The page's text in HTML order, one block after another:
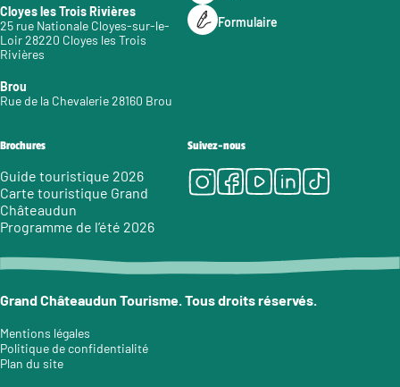
Cloyes les Trois Rivières
25 rue Nationale Cloyes-sur-le-
Loir 28220 Cloyes les Trois
Rivières
Brou
Rue de la Chevalerie 28160 Brou
Formulaire
Brochures
Guide touristique 2026
Carte touristique Grand
Châteaudun
Programme de l’été 2026
Suivez-nous
Instagram
Facebook
Youtube
LinkedIn
Tiktok
Grand Châteaudun Tourisme. Tous droits réservés.
Mentions légales
Politique de confidentialité
Plan du site